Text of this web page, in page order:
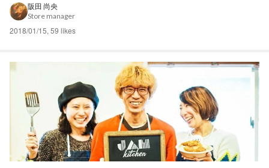
カ月ほど経過した私は、個々が確立しているクリエイティブ集団の中
で日々刺激をうけてきたという自負があ...
阪田 尚央
Store manager
2018/01/15, 59 likes